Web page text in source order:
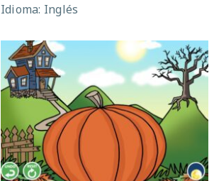
Idioma: Inglés
Pumpkin carving